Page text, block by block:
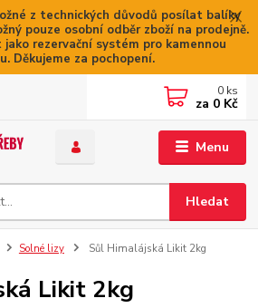
z technických důvodů posílat balíky
pouze osobní odběr zboží na prodejně.
rezervační systém pro kamennou
Děkujeme za pochopení.
Menu
Hledat
0 ks
za 0 Kč
Solné lizy Sůl Himalájská Likit 2kg
Likit 2kg